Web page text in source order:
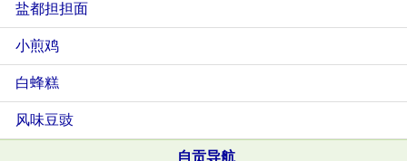
盐都担担面
小煎鸡
白蜂糕
风味豆豉
自贡导航